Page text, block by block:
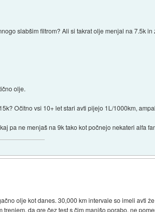
slabšim filtrom? Ali si takrat olje menjal na 7.5k in
olje.
Očitno vsi 10+ let stari avti pijejo 1L/1000km,
pa ne menjaš na 9k tako kot počnejo nekateri alfa
olje kot danes. 30,000 km intervale so imeli avti
da gre čez test s čim manjšo porabo, ne